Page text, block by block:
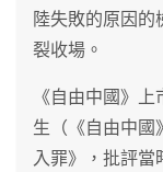
陸失敗的原因
裂收場。
《自由中國》
生（《自由中國
入罪》，批評當